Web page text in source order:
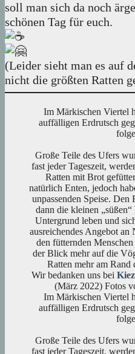
soll man sich da noch
schönen Tag für euch.
(Leider sieht man es auf
nicht die größten Ratten
Im Märkischen Viertel
auffälligen Erdrutsch
Große Teile des Ufers
fast jeder Tageszeit,
Ratten mit Brot
natürlich Enten, jedoch
unpassenden Speise. Den
dann die kleinen
Untergrund leben und
ausreichendes Angebot
den fütternden
der Blick mehr auf die
Ratten mehr am Rand
Wir bedanken uns bei
(März 2022) Fotos
Im Märkischen Viertel
auffälligen Erdrutsch
Große Teile des Ufers
fast jeder Tageszeit,